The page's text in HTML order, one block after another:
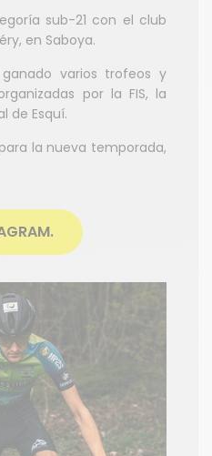
sub-21 con el club
en Saboya.
varios trofeos y
por la FIS, la
de Esquí.
la nueva temporada,